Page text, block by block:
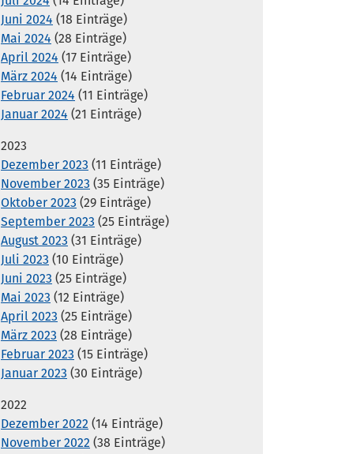
Juni 2024 (18 Einträge)
Mai 2024 (28 Einträge)
April 2024 (17 Einträge)
März 2024 (14 Einträge)
Februar 2024 (11 Einträge)
Januar 2024 (21 Einträge)
2023
Dezember 2023 (11 Einträge)
November 2023 (35 Einträge)
Oktober 2023 (29 Einträge)
September 2023 (25 Einträge)
August 2023 (31 Einträge)
Juli 2023 (10 Einträge)
Juni 2023 (25 Einträge)
Mai 2023 (12 Einträge)
April 2023 (25 Einträge)
März 2023 (28 Einträge)
Februar 2023 (15 Einträge)
Januar 2023 (30 Einträge)
2022
Dezember 2022 (14 Einträge)
November 2022 (38 Einträge)